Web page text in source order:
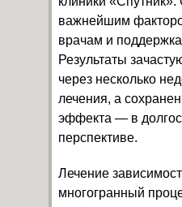
важнейшим
врачам и поддержка
Результаты
через несколько
лечения, а
эффекта — в
перспективе.
Лечение
многогранный